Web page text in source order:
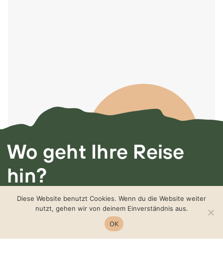
Wo geht Ihre Reise
hin?
Ich freue mich von
Ihnen zu hören.
Diese Website benutzt Cookies. Wenn du die Website weiter
nutzt, gehen wir von deinem Einverständnis aus.
OK